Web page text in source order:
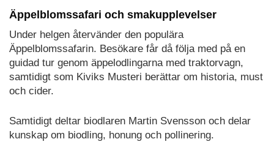
Äppelblomssafari och smakupplevelser
Under helgen återvänder den populära
Äppelblomssafarin. Besökare får då följa med på en
guidad tur genom äppelodlingarna med traktorvagn,
samtidigt som Kiviks Musteri berättar om historia, must
och cider.
Samtidigt deltar biodlaren Martin Svensson och delar
kunskap om biodling, honung och pollinering.